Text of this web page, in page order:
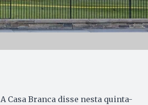
A Casa Branca disse nesta quinta-